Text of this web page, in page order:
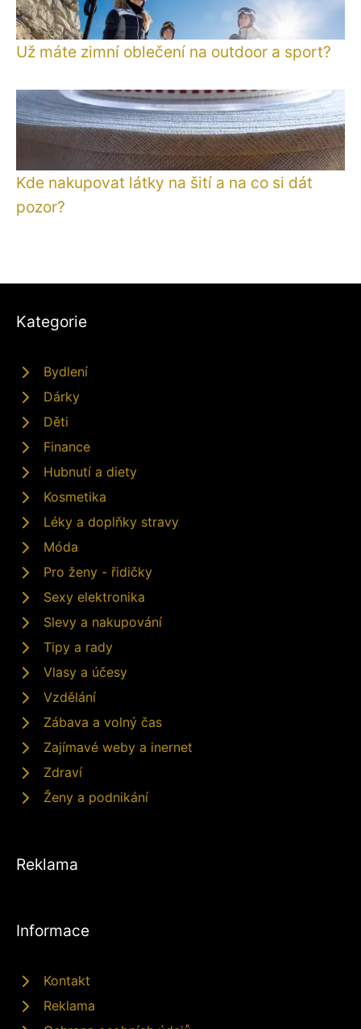
Už máte zimní oblečení na outdoor a sport?
Kde nakupovat látky na šití a na co si dát
pozor?
Kategorie
Bydlení
Dárky
Děti
Finance
Hubnutí a diety
Kosmetika
Léky a doplňky stravy
Móda
Pro ženy - řidičky
Sexy elektronika
Slevy a nakupování
Tipy a rady
Vlasy a účesy
Vzdělání
Zábava a volný čas
Zajímavé weby a inernet
Zdraví
Ženy a podnikání
Reklama
Informace
Kontakt
Reklama